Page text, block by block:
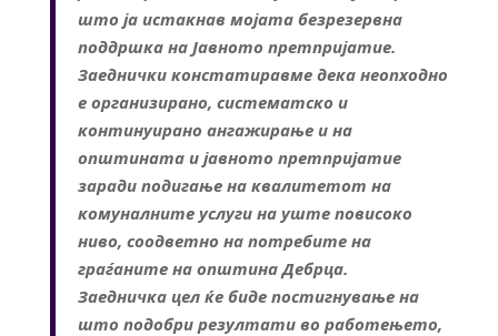
што ја истакнав мојата безрезервна
поддршка на Јавното претпријатие.
Заеднички констатиравме дека неопходно
е организирано, систематско и
континуирано ангажирање и на
општината и јавното претпријатие
заради подигање на квалитетот на
комуналните услуги на уште повисоко
ниво, соодветно на потребите на
граѓаните на општина Дебрца.
Заедничка цел ќе биде постигнување на
што подобри резултати во работењето,